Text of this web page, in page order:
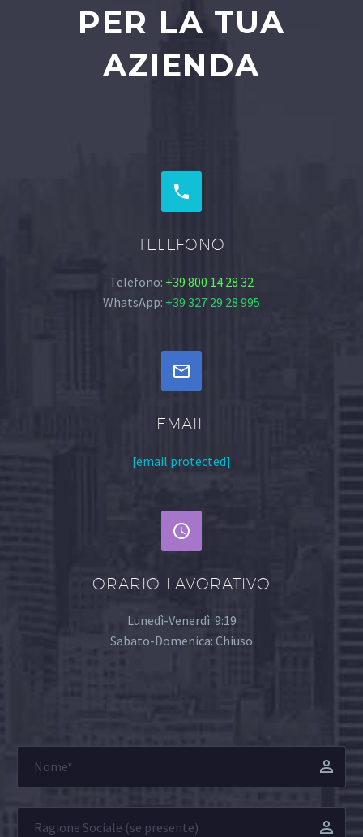
PER LA TUA
AZIENDA


TELEFONO
Telefono: +39 800 14 28 32
WhatsApp: +39 327 29 28 995


EMAIL
[email protected]


ORARIO LAVORATIVO
Lunedì-Venerdì: 9:19
Sabato-Domenica: Chiuso